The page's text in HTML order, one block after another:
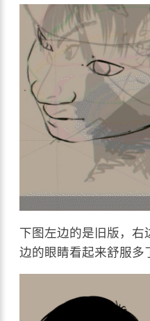
下图左边的是旧版，右
边的眼睛看起来舒服多